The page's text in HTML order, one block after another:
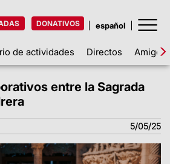
DONATIVOS
de actividades Directos Amigos
entre la Sagrada
5/05/25